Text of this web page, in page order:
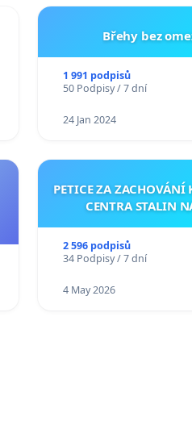
Břehy bez
1 991 podpisů
50 Podpisy / 7 dní
24 Jan 2024
PETICE ZA ZACHOVÁNÍ
CENTRA STALIN
2 596 podpisů
34 Podpisy / 7 dní
4 May 2026